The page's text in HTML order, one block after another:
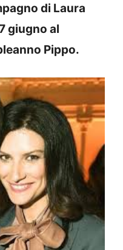
di Laura
giugno al
Pippo.